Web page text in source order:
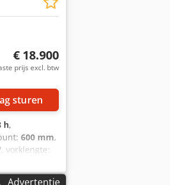
€ 18.900
prijs excl. btw
sturen
h,
600 mm,
, vorklengte:
Advertentie